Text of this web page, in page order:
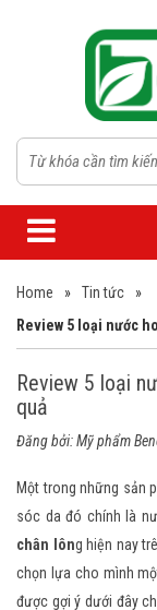
Home » Tin tức
»
Review 5 loại nước
Review 5 loại
quả
Đăng bởi:Mỹ phẩm
Một trong những sản
sóc da đó chính là
chân lông hiện nay
chọn lựa cho mình
được gợi ý dưới đây